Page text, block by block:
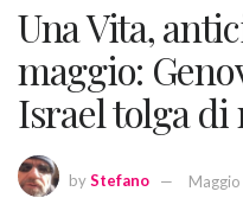
Una Vita,
maggio:
Israel tolga di
byStefano